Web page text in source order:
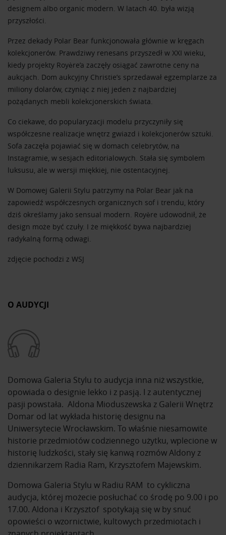
designem albo organic modern. W latach 40. była wizją
przyszłości.
Przez dekady Polar Bear funkcjonowała głównie w kręgach
kolekcjonerów. Prawdziwy renesans przyszedł w XXI wieku,
kiedy projekty Royère’a zaczęły osiągać zawrotne ceny na
aukcjach. Dom aukcyjny Christie’s sprzedawał egzemplarze za
miliony dolarów, czyniąc z niej jeden z najbardziej
pożądanych mebli kolekcjonerskich świata.
Co ciekawe, do popularyzacji modelu przyczyniły się
współczesne realizacje wnętrz gwiazd i kolekcjonerów sztuki.
Sofa zaczęła pojawiać się w domach celebrytów, na
Instagramie, w sesjach editorialowych. Stała się symbolem
luksusu, ale w wersji miękkiej, nie ostentacyjnej.
W Domowej Galerii Stylu patrzymy na Polar Bear jak na
zapowiedź współczesnych organicznych sof i trendu, który
dziś określamy jako sensual modern. Royère udowodnił, że
design może być czuły. I że miękkość bywa najbardziej
radykalną formą odwagi.
zdjęcie pochodzi z WSJ
O AUDYCJI
Domowa Galeria Stylu to audycja inna niż wszystkie,
opowiada o designie lekko i z pasją. I z autentycznej
pasji powstała. Aldona Mioduszewska z Galerii Wnętrz
Domar od lat wykłada historię designu na
Uniwersytecie Wrocławskim. To właśnie niesamowite
historie przedmiotów codziennego użytku, wplecione w
historię ludzkości, stały się kanwą rozmów Aldony z
dziennikarzem Radia Ram, Krzysztofem Majewskim.
Domowa Galeria Stylu w Radiu RAM to cykliczna
audycja, której możecie posłuchać co środę po 9.00 i po
17.00. Aldona i Krzysztof spotykają się w by snuć
opowieści o wzornictwie, kultowych przedmiotach i